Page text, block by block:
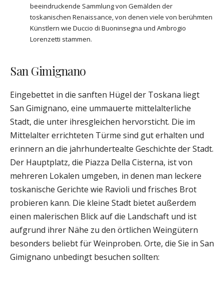
beeindruckende Sammlung von Gemälden der
toskanischen Renaissance, von denen viele von berühmten
Künstlern wie Duccio di Buoninsegna und Ambrogio
Lorenzetti stammen.
San Gimignano
Eingebettet in die sanften Hügel der Toskana liegt
San Gimignano, eine ummauerte mittelalterliche
Stadt, die unter ihresgleichen hervorsticht. Die im
Mittelalter errichteten Türme sind gut erhalten und
erinnern an die jahrhundertealte Geschichte der Stadt.
Der Hauptplatz, die Piazza Della Cisterna, ist von
mehreren Lokalen umgeben, in denen man leckere
toskanische Gerichte wie Ravioli und frisches Brot
probieren kann. Die kleine Stadt bietet außerdem
einen malerischen Blick auf die Landschaft und ist
aufgrund ihrer Nähe zu den örtlichen Weingütern
besonders beliebt für Weinproben. Orte, die Sie in San
Gimignano unbedingt besuchen sollten: